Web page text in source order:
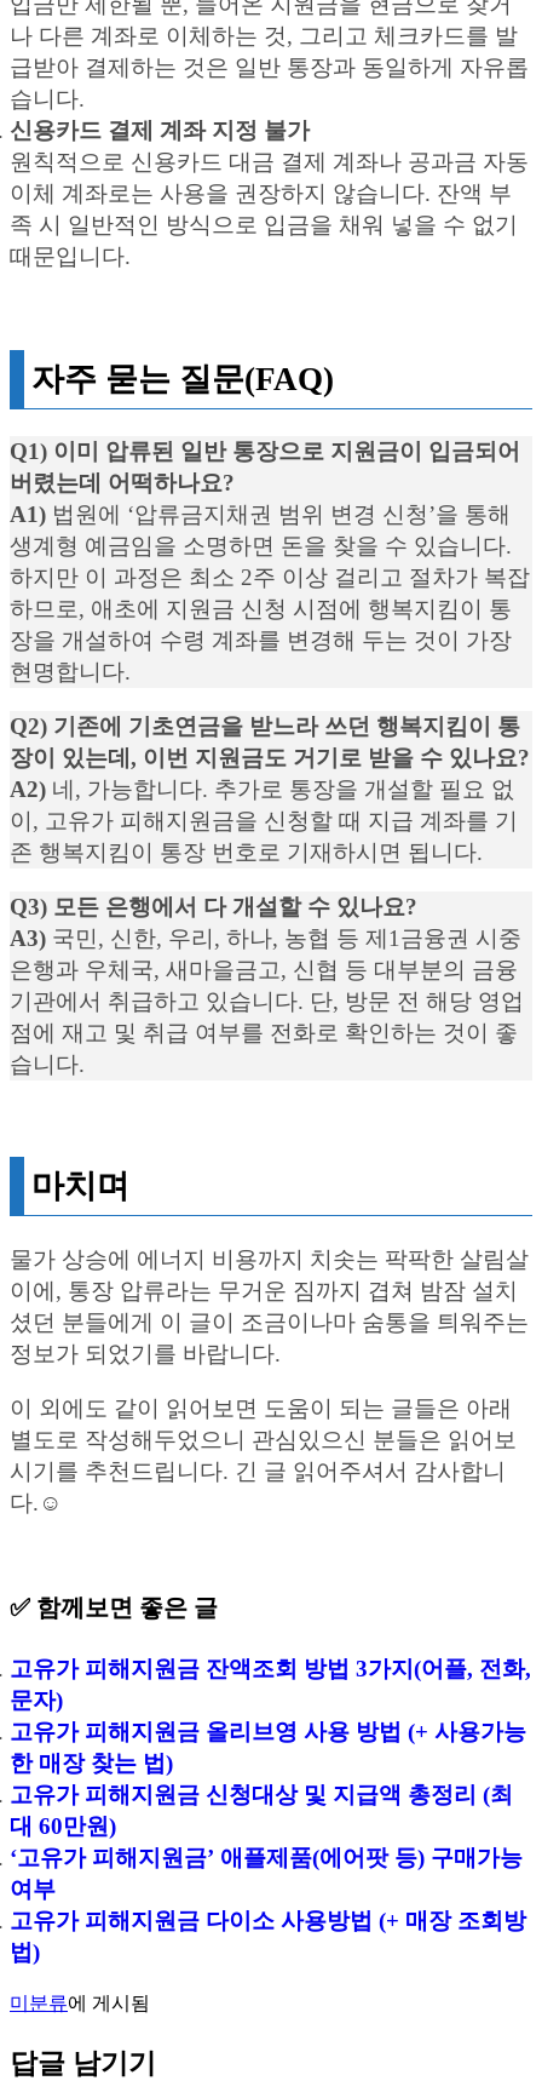
나 다른 계좌로 이체하는 것, 그리고 체크카드를 발
급받아 결제하는 것은 일반 통장과 동일하게 자유롭
습니다.
신용카드 결제 계좌 지정 불가
원칙적으로 신용카드 대금 결제 계좌나 공과금 자동
이체 계좌로는 사용을 권장하지 않습니다. 잔액 부
족 시 일반적인 방식으로 입금을 채워 넣을 수 없기
때문입니다.
자주 묻는 질문(FAQ)
Q1) 이미 압류된 일반 통장으로 지원금이 입금되어
버렸는데 어떡하나요?
A1) 법원에 ‘압류금지채권 범위 변경 신청’을 통해
생계형 예금임을 소명하면 돈을 찾을 수 있습니다.
하지만 이 과정은 최소 2주 이상 걸리고 절차가 복잡
하므로, 애초에 지원금 신청 시점에 행복지킴이 통
장을 개설하여 수령 계좌를 변경해 두는 것이 가장
현명합니다.
Q2) 기존에 기초연금을 받느라 쓰던 행복지킴이 통
장이 있는데, 이번 지원금도 거기로 받을 수 있나요?
A2) 네, 가능합니다. 추가로 통장을 개설할 필요 없
이, 고유가 피해지원금을 신청할 때 지급 계좌를 기
존 행복지킴이 통장 번호로 기재하시면 됩니다.
Q3) 모든 은행에서 다 개설할 수 있나요?
A3) 국민, 신한, 우리, 하나, 농협 등 제1금융권 시중
은행과 우체국, 새마을금고, 신협 등 대부분의 금융
기관에서 취급하고 있습니다. 단, 방문 전 해당 영업
점에 재고 및 취급 여부를 전화로 확인하는 것이 좋
습니다.
마치며
물가 상승에 에너지 비용까지 치솟는 팍팍한 살림살
이에, 통장 압류라는 무거운 짐까지 겹쳐 밤잠 설치
셨던 분들에게 이 글이 조금이나마 숨통을 틔워주는
정보가 되었기를 바랍니다.
이 외에도 같이 읽어보면 도움이 되는 글들은 아래
별도로 작성해두었으니 관심있으신 분들은 읽어보
시기를 추천드립니다. 긴 글 읽어주셔서 감사합니
다.☺️
✅ 함께보면 좋은 글
고유가 피해지원금 잔액조회 방법 3가지(어플, 전화,
문자)
고유가 피해지원금 올리브영 사용 방법 (+ 사용가능
한 매장 찾는 법)
고유가 피해지원금 신청대상 및 지급액 총정리 (최
대 60만원)
‘고유가 피해지원금’ 애플제품(에어팟 등) 구매가능
여부
고유가 피해지원금 다이소 사용방법 (+ 매장 조회방
법)
미분류에 게시됨
답글 남기기